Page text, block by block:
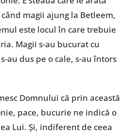
magii ajung la Betleem,
este locul în care trebuie
Magii s-au bucurat cu
au dus pe o cale, s-au întors
Domnului că prin această
pace, bucurie ne indică o
Lui. Și, indiferent de ceea